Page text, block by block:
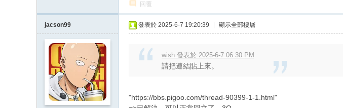
回覆
jacson99 發表於 2025-6-7 19:20:39 顯示全部樓層
wish 發表於 2025-6-7 06:30 PM
請把連結貼上來。
"https://bbs.pigoo.com/thread-90399-1-1.html"